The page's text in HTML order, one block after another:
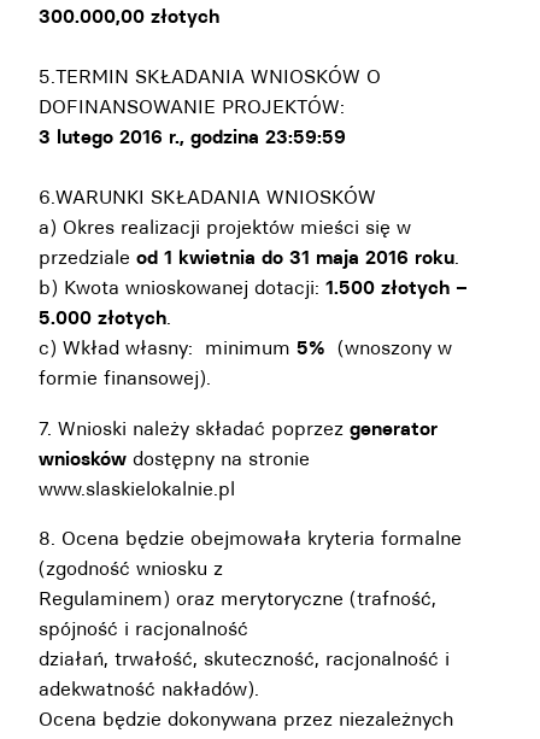
300.000,00 złotych
5.TERMIN SKŁADANIA WNIOSKÓW O
DOFINANSOWANIE PROJEKTÓW:
3 lutego 2016 r., godzina 23:59:59
6.WARUNKI SKŁADANIA WNIOSKÓW
a) Okres realizacji projektów mieści się w
przedziale od 1 kwietnia do 31 maja 2016 roku.
b) Kwota wnioskowanej dotacji: 1.500 złotych –
5.000 złotych.
c) Wkład własny: minimum 5% (wnoszony w
formie finansowej).
7. Wnioski należy składać poprzez generator
wniosków dostępny na stronie
www.slaskielokalnie.pl
8. Ocena będzie obejmowała kryteria formalne
(zgodność wniosku z
Regulaminem) oraz merytoryczne (trafność,
spójność i racjonalność
działań, trwałość, skuteczność, racjonalność i
adekwatność nakładów).
Ocena będzie dokonywana przez niezależnych